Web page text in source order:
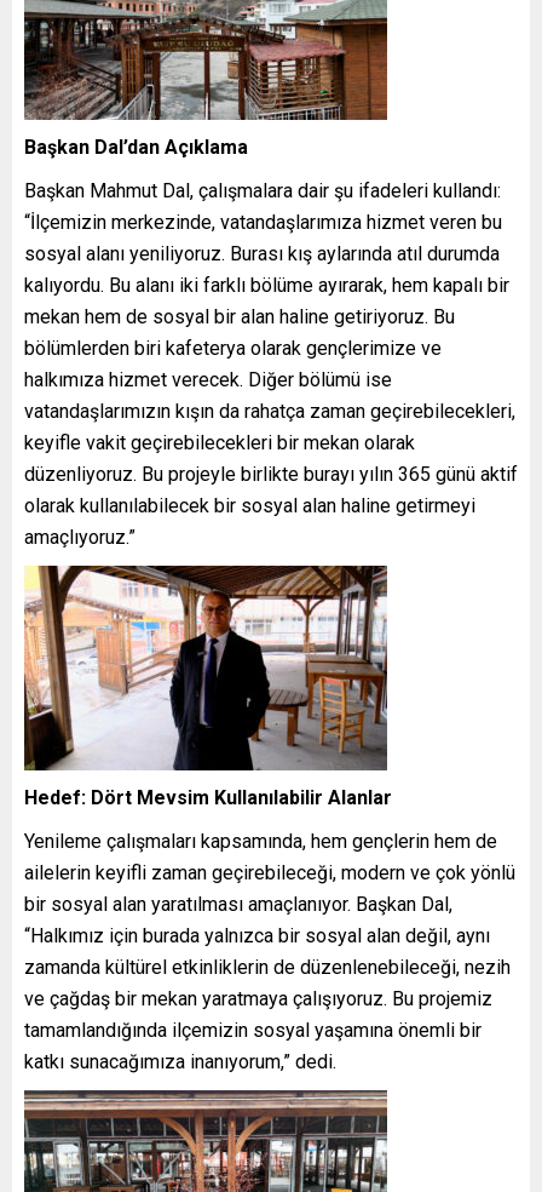
Başkan Dal’dan Açıklama
Başkan Mahmut Dal, çalışmalara dair şu ifadeleri kullandı:
“İlçemizin merkezinde, vatandaşlarımıza hizmet veren bu
sosyal alanı yeniliyoruz. Burası kış aylarında atıl durumda
kalıyordu. Bu alanı iki farklı bölüme ayırarak, hem kapalı bir
mekan hem de sosyal bir alan haline getiriyoruz. Bu
bölümlerden biri kafeterya olarak gençlerimize ve
halkımıza hizmet verecek. Diğer bölümü ise
vatandaşlarımızın kışın da rahatça zaman geçirebilecekleri,
keyifle vakit geçirebilecekleri bir mekan olarak
düzenliyoruz. Bu projeyle birlikte burayı yılın 365 günü aktif
olarak kullanılabilecek bir sosyal alan haline getirmeyi
amaçlıyoruz.”
Hedef: Dört Mevsim Kullanılabilir Alanlar
Yenileme çalışmaları kapsamında, hem gençlerin hem de
ailelerin keyifli zaman geçirebileceği, modern ve çok yönlü
bir sosyal alan yaratılması amaçlanıyor. Başkan Dal,
“Halkımız için burada yalnızca bir sosyal alan değil, aynı
zamanda kültürel etkinliklerin de düzenlenebileceği, nezih
ve çağdaş bir mekan yaratmaya çalışıyoruz. Bu projemiz
tamamlandığında ilçemizin sosyal yaşamına önemli bir
katkı sunacağımıza inanıyorum,” dedi.